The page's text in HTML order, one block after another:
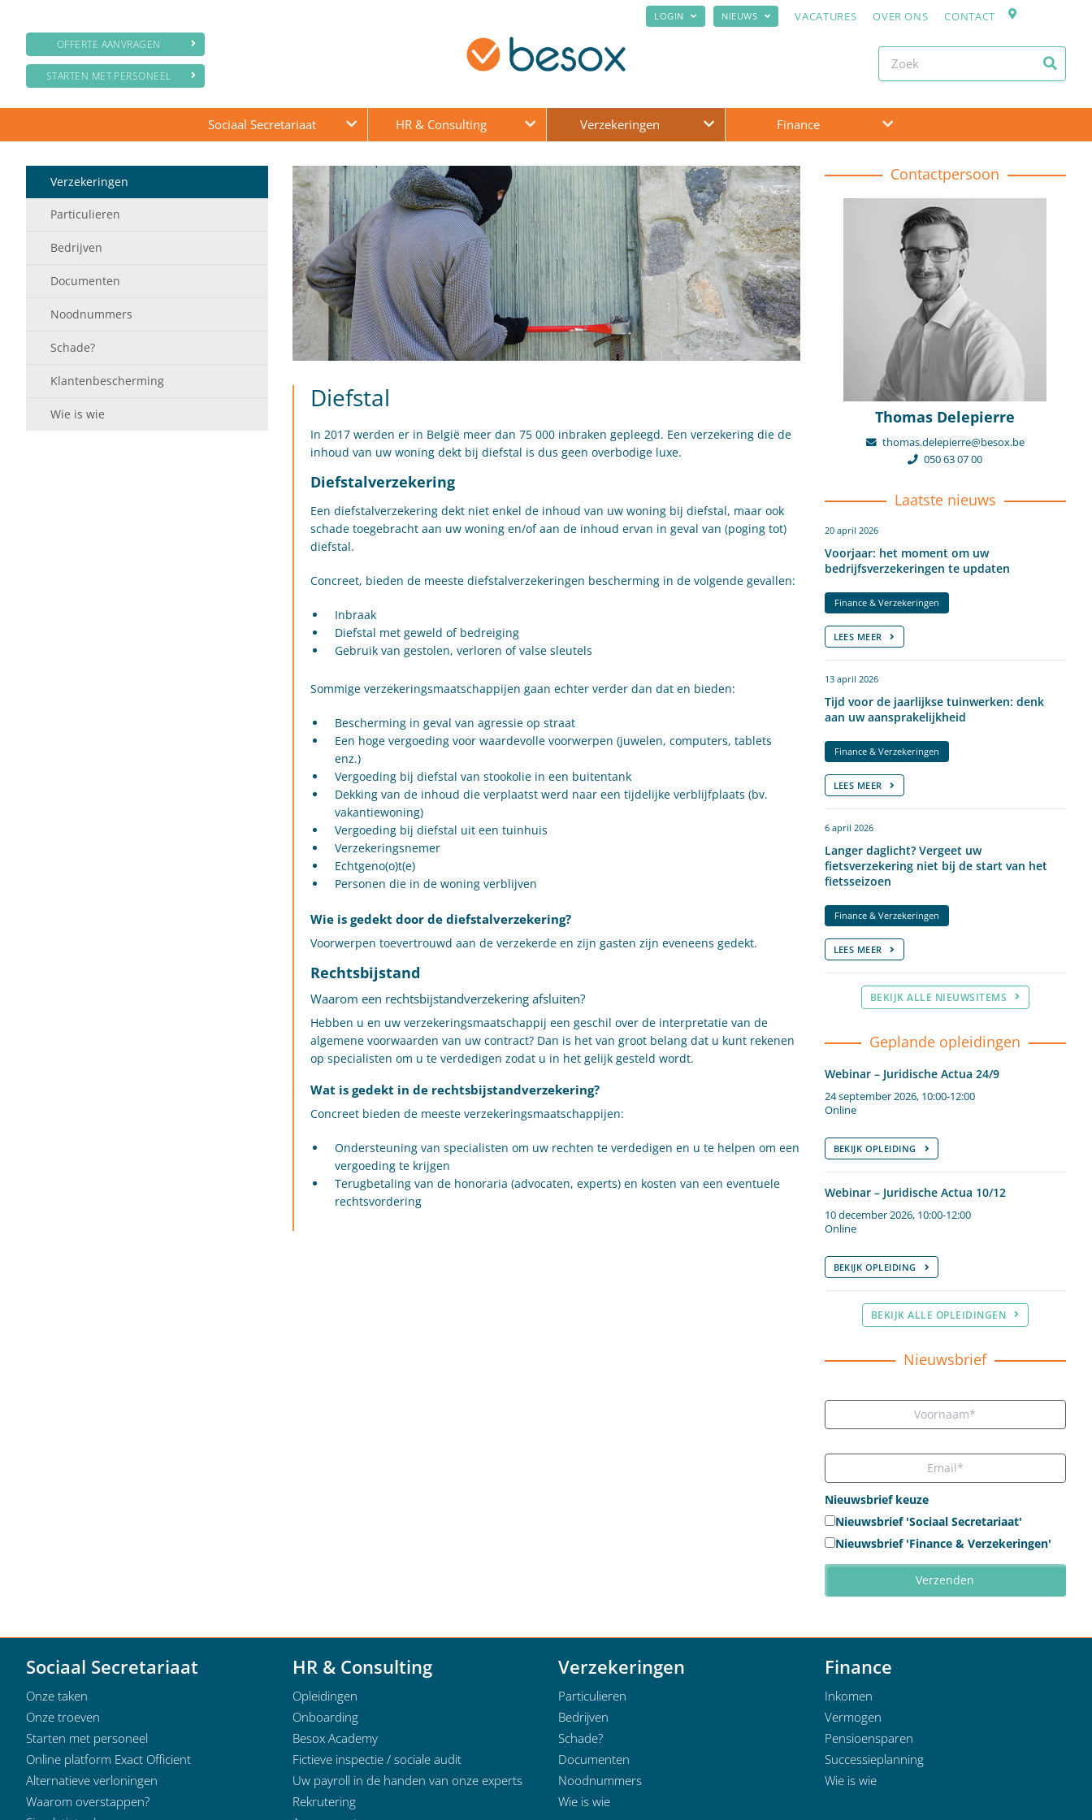
OFFERTE AANVRAGEN
STARTEN MET PERSONEEL
LOGIN NIEUWS VACATURES OVER ONS CONTACT
Sociaal Secretariaat HR & Consulting Verzekeringen Finance
Verzekeringen
Particulieren
Bedrijven
Documenten
Noodnummers
Schade?
Klantenbescherming
Wie is wie
Diefstal
In 2017 werden er in België meer dan 75 000 inbraken gepleegd. Een verzekering die de
inhoud van uw woning dekt bij diefstal is dus geen overbodige luxe.
Diefstalverzekering
Een diefstalverzekering dekt niet enkel de inhoud van uw woning bij diefstal, maar ook
schade toegebracht aan uw woning en/of aan de inhoud ervan in geval van (poging tot)
diefstal.
Concreet, bieden de meeste diefstalverzekeringen bescherming in de volgende gevallen:
Inbraak
Diefstal met geweld of bedreiging
Gebruik van gestolen, verloren of valse sleutels
Sommige verzekeringsmaatschappijen gaan echter verder dan dat en bieden:
Bescherming in geval van agressie op straat
Een hoge vergoeding voor waardevolle voorwerpen (juwelen, computers, tablets
enz.)
Vergoeding bij diefstal van stookolie in een buitentank
Dekking van de inhoud die verplaatst werd naar een tijdelijke verblijfplaats (bv.
vakantiewoning)
Vergoeding bij diefstal uit een tuinhuis
Verzekeringsnemer
Echtgeno(o)t(e)
Personen die in de woning verblijven
Wie is gedekt door de diefstalverzekering?
Voorwerpen toevertrouwd aan de verzekerde en zijn gasten zijn eveneens gedekt.
Rechtsbijstand
Waarom een rechtsbijstandverzekering afsluiten?
Hebben u en uw verzekeringsmaatschappij een geschil over de interpretatie van de
algemene voorwaarden van uw contract? Dan is het van groot belang dat u kunt rekenen
op specialisten om u te verdedigen zodat u in het gelijk gesteld wordt.
Wat is gedekt in de rechtsbijstandverzekering?
Concreet bieden de meeste verzekeringsmaatschappijen:
Ondersteuning van specialisten om uw rechten te verdedigen en u te helpen om een
vergoeding te krijgen
Terugbetaling van de honoraria (advocaten, experts) en kosten van een eventuele
rechtsvordering
Contactpersoon
Thomas Delepierre
thomas.delepierre@besox.be
050 63 07 00
Laatste nieuws
20 april 2026
Voorjaar: het moment om uw
bedrijfsverzekeringen te updaten
Finance & Verzekeringen
LEES MEER
13 april 2026
Tijd voor de jaarlijkse tuinwerken: denk
aan uw aansprakelijkheid
Finance & Verzekeringen
LEES MEER
6 april 2026
Langer daglicht? Vergeet uw
fietsverzekering niet bij de start van het
fietsseizoen
Finance & Verzekeringen
LEES MEER
BEKIJK ALLE NIEUWSITEMS
Geplande opleidingen
Webinar – Juridische Actua 24/9
24 september 2026, 10:00-12:00
Online
BEKIJK OPLEIDING
Webinar – Juridische Actua 10/12
10 december 2026, 10:00-12:00
Online
BEKIJK OPLEIDING
BEKIJK ALLE OPLEIDINGEN
Nieuwsbrief
Nieuwsbrief keuze
Nieuwsbrief 'Sociaal Secretariaat'
Nieuwsbrief 'Finance & Verzekeringen'
Sociaal Secretariaat
Onze taken
Onze troeven
Starten met personeel
Online platform Exact Officient
Alternatieve verloningen
Waarom overstappen?
HR & Consulting
Opleidingen
Onboarding
Besox Academy
Fictieve inspectie / sociale audit
Uw payroll in de handen van onze experts
Rekrutering
Verzekeringen
Particulieren
Bedrijven
Schade?
Documenten
Noodnummers
Wie is wie
Finance
Inkomen
Vermogen
Pensioensparen
Successieplanning
Wie is wie